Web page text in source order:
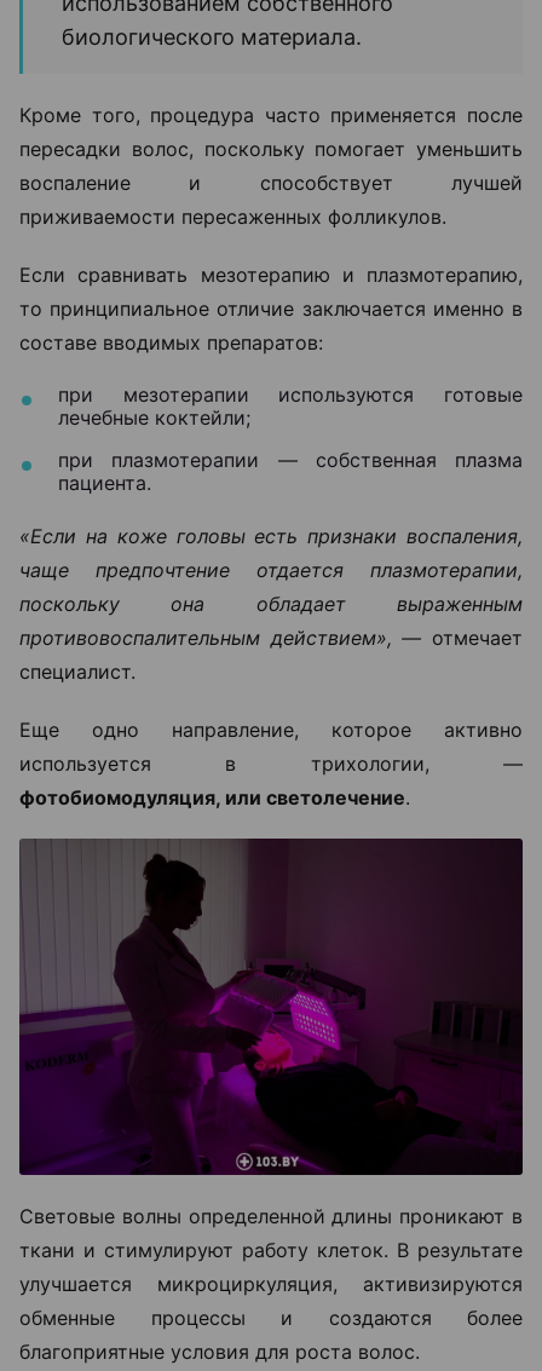
биологического материала.
Кроме того, процедура часто применяется после
пересадки волос, поскольку помогает уменьшить
воспаление и способствует лучшей
приживаемости пересаженных фолликулов.
Если сравнивать мезотерапию и плазмотерапию,
то принципиальное отличие заключается именно в
составе вводимых препаратов:
при мезотерапии используются готовые
лечебные коктейли;
при плазмотерапии — собственная плазма
пациента.
«Если на коже головы есть признаки воспаления,
чаще предпочтение отдается плазмотерапии,
поскольку она обладает выраженным
противовоспалительным действием», — отмечает
специалист.
Еще одно направление, которое активно
используется в трихологии, —
фотобиомодуляция, или светолечение.
Световые волны определенной длины проникают в
ткани и стимулируют работу клеток. В результате
улучшается микроциркуляция, активизируются
обменные процессы и создаются более
благоприятные условия для роста волос.